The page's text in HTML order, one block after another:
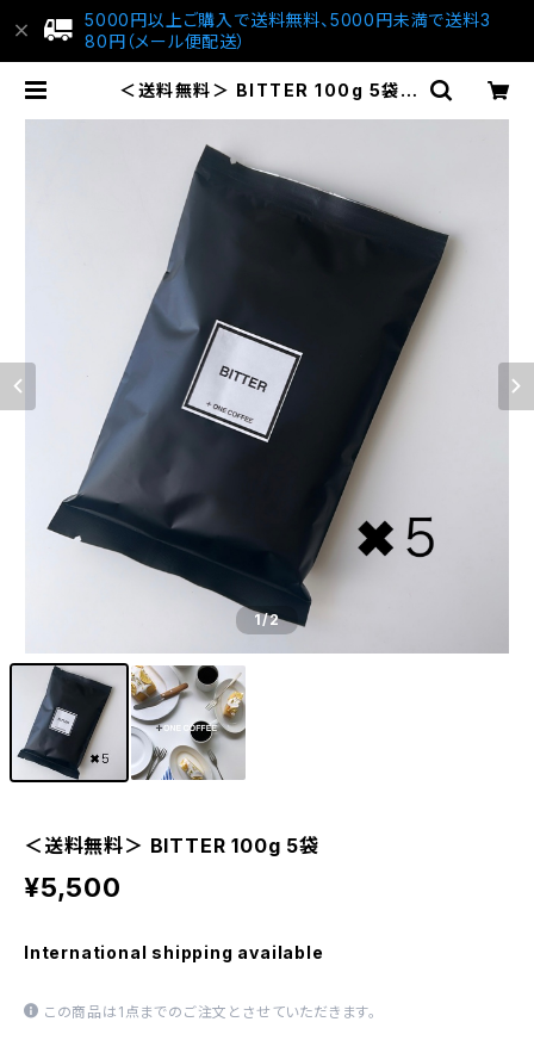
5000円以上ご購入で送料無料、5000円未満で送料3
80円（メール便配送）
＜送料無料＞ BITTER 100g 5袋 |
1/2
＜送料無料＞ BITTER 100g 5袋
¥5,500
International shipping available
この商品は1点までのご注文とさせていただきます。